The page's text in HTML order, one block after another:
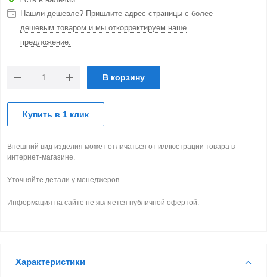
Нашли дешевле? Пришлите адрес страницы с более
дешевым товаром и мы откорректируем наше
предложение.
В корзину
Купить в 1 клик
Внешний вид изделия может отличаться от иллюстрации товара в
интернет-магазине.
Уточняйте детали у менеджеров.
Информация на сайте не является публичной офертой.
Характеристики